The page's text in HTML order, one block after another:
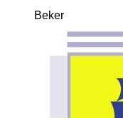
Beker